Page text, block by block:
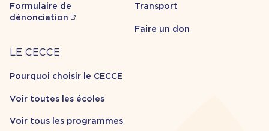
Formulaire de
dénonciation
Transport
Faire un don
Carrière
LE CECCE
Pourquoi choisir le CECCE
Voir toutes les écoles
Voir tous les programmes